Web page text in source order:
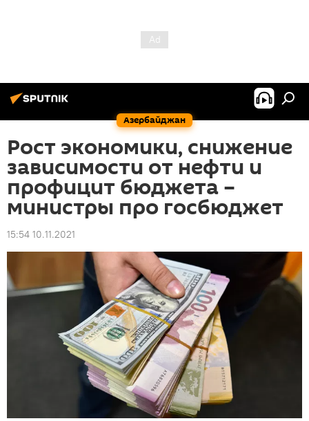
Азербайджан
Рост экономики, снижение
зависимости от нефти и
профицит бюджета –
министры про госбюджет
15:54 10.11.2021